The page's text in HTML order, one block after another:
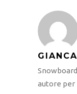
autore per